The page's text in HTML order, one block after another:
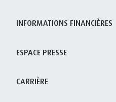
INFORMATIONS FINANCIÈRES
ESPACE PRESSE
CARRIÈRE